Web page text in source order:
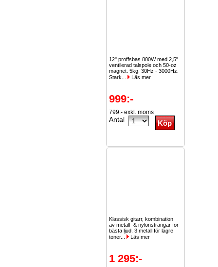
12" proffsbas 800W med 2,5"
ventilerad talspole och 50-oz
magnet. 5kg. 30Hz - 3000Hz.
Stark...
Läs mer
999:-
799:- exkl. moms
Antal
Klassisk gitarr, kombination
av metall- & nylonsträngar för
bästa ljud. 3 metall för lägre
toner...
Läs mer
1 295:-